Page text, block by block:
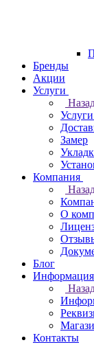
Бренды
Акции
Услуги
Услуги
Замер
Компания
О
Блог
Информация
Контакты